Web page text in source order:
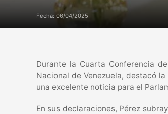
Fecha: 06/04/2025
Durante la Cuarta Conferencia
Nacional de Venezuela, destacó
una excelente noticia para el
En sus declaraciones, Pérez